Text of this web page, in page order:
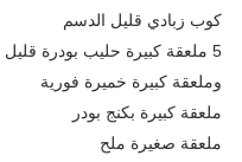
كوب زبادي قليل الدسم
5 ملعقة كبيرة حليب بودرة قليل الدسم
وملعقة كبيرة خميرة فورية
ملعقة كبيرة بكنج بودر
ملعقة صغيرة ملح